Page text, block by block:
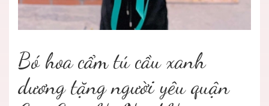
Bó hoa cẩm tú cầu xanh
dương tặng người yêu quận